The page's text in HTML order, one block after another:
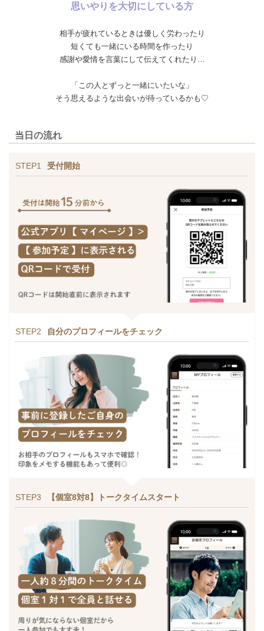
思いやりを大切にしている方
相手が疲れているときは優しく労わったり
短くても一緒にいる時間を作ったり
感謝や愛情を言葉にして伝えてくれたり…
「この人とずっと一緒にいたいな」
そう思えるような出会いが待っているかも♡
当日の流れ
STEP1 受付開始
STEP2 自分のプロフィールをチェック
STEP3 【個室8対8】トークタイムスタート